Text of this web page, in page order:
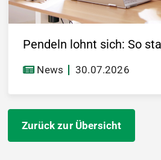
News 30.07.2026
Zurück zur Übersicht